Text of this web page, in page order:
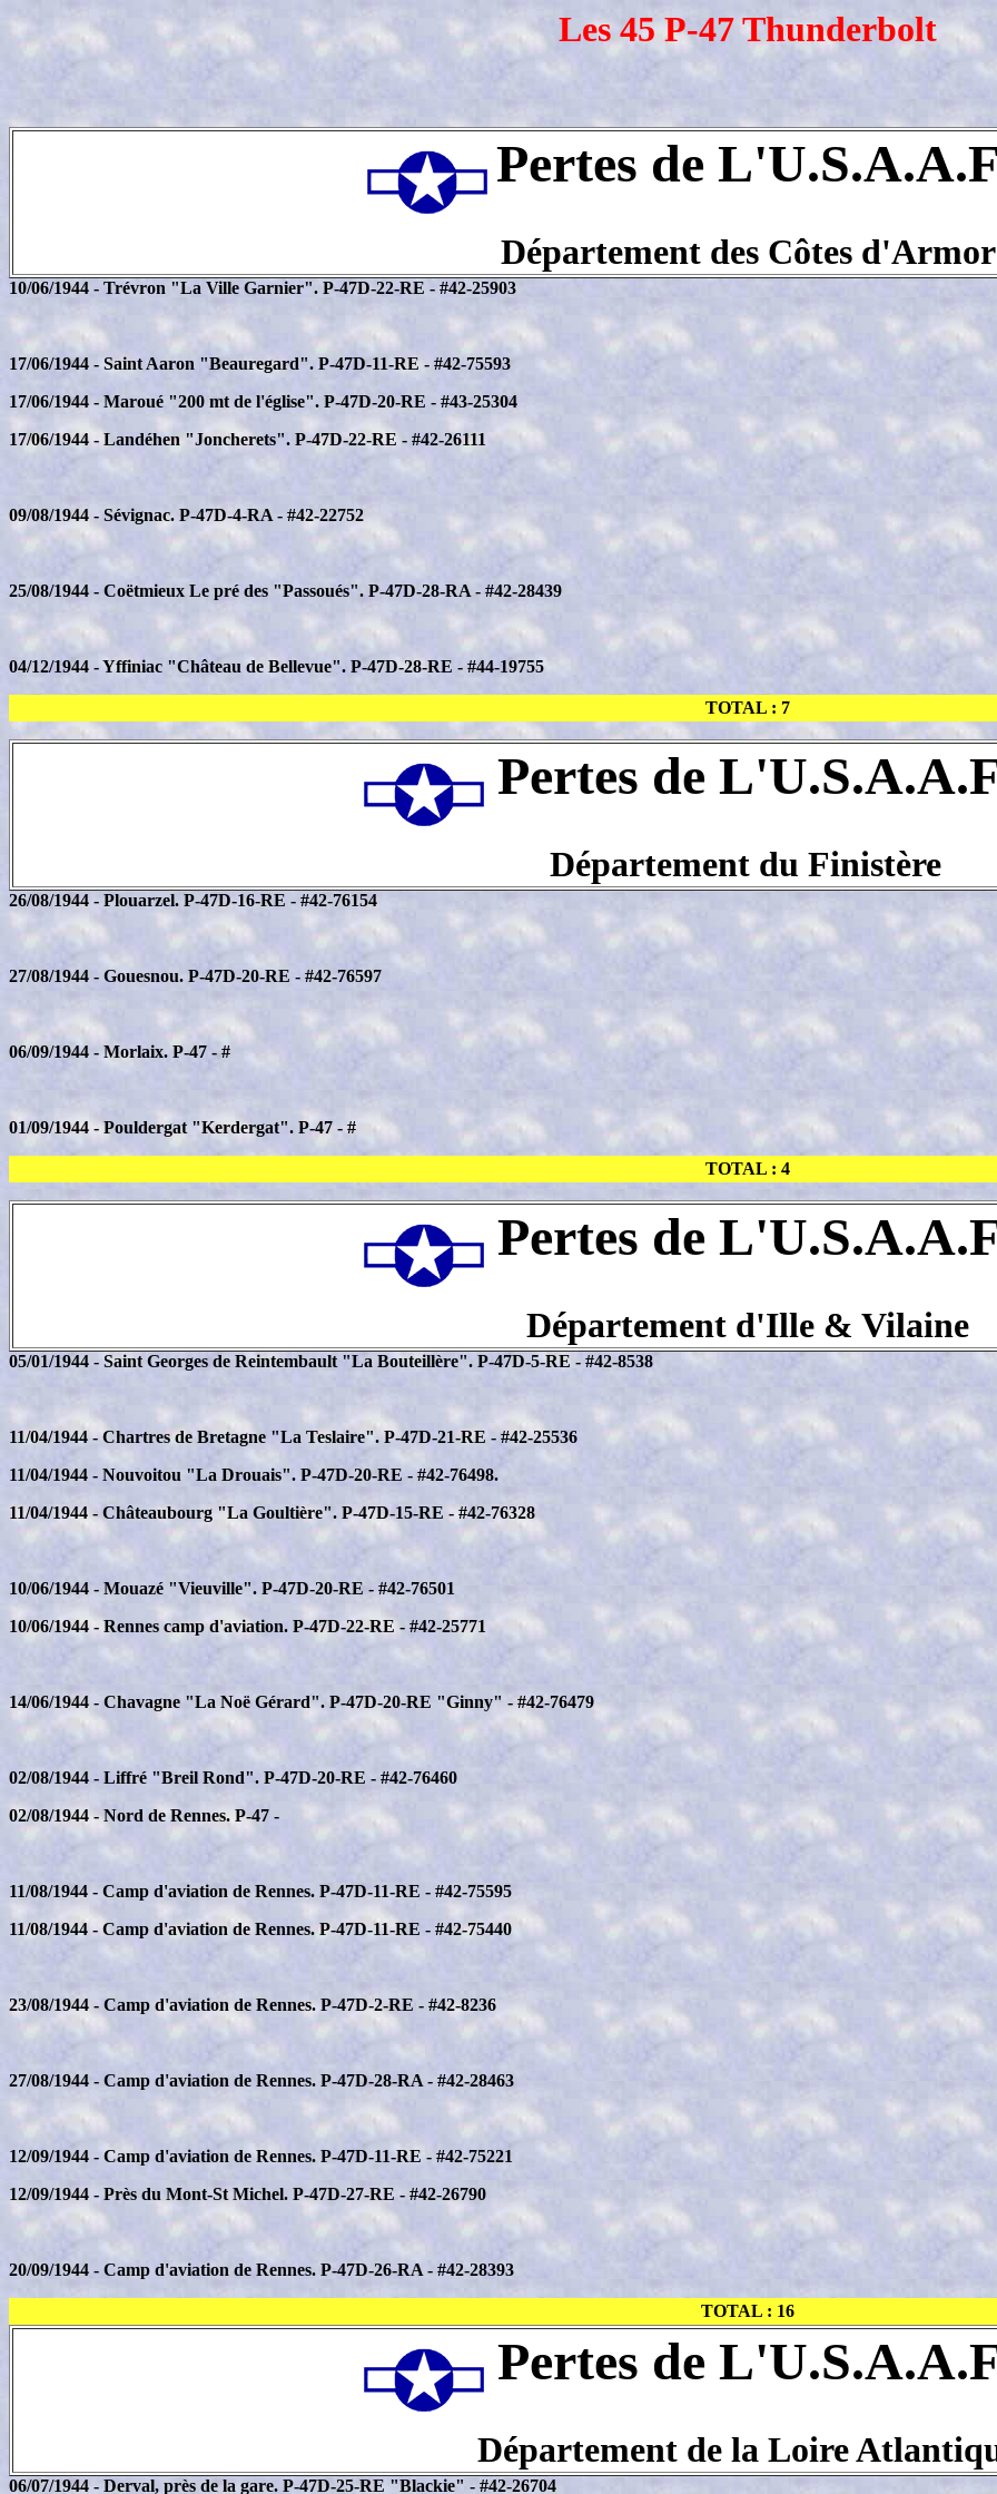
Les 45 P-47 Thunderbolt
Pertes de
Département des Côtes d'Armor
10/06/1944 - Trévron "La Ville Garnier". P-47D-22-RE - #42-25903
17/06/1944 - Saint Aaron "Beauregard". P-47D-11-RE - #42-75593
17/06/1944 - Maroué "200 mt de l'église". P-47D-20-RE - #43-25304
17/06/1944 - Landéhen "Joncherets". P-47D-22-RE - #42-26111
09/08/1944 - Sévignac. P-47D-4-RA - #42-22752
25/08/1944 - Coëtmieux Le pré des "Passoués". P-47D-28-RA - #42-28439
04/12/1944 - Yffiniac "Château de Bellevue". P-47D-28-RE - #44-19755
TOTAL : 7
Pertes de
Département du Finistère
26/08/1944 - Plouarzel. P-47D-16-RE - #42-76154
27/08/1944 - Gouesnou. P-47D-20-RE - #42-76597
06/09/1944 - Morlaix. P-47 - #
01/09/1944 - Pouldergat "Kerdergat". P-47 - #
TOTAL : 4
Pertes de
Département d'Ille & Vilaine
05/01/1944 - Saint Georges de Reintembault "La Bouteillère". P-47D-5-RE - #42-8538
11/04/1944 - Chartres de Bretagne "La Teslaire". P-47D-21-RE - #42-25536
11/04/1944 - Nouvoitou "La Drouais". P-47D-20-RE - #42-76498.
11/04/1944 - Châteaubourg "La Goultière". P-47D-15-RE - #42-76328
10/06/1944 - Mouazé "Vieuville". P-47D-20-RE - #42-76501
10/06/1944 - Rennes camp d'aviation. P-47D-22-RE - #42-25771
14/06/1944 - Chavagne "La Noë Gérard". P-47D-20-RE "Ginny" - #42-76479
02/08/1944 - Liffré "Breil Rond". P-47D-20-RE - #42-76460
02/08/1944 - Nord de Rennes. P-47 -
11/08/1944 - Camp d'aviation de Rennes. P-47D-11-RE - #42-75595
11/08/1944 - Camp d'aviation de Rennes. P-47D-11-RE - #42-75440
23/08/1944 - Camp d'aviation de Rennes. P-47D-2-RE - #42-8236
27/08/1944 - Camp d'aviation de Rennes. P-47D-28-RA - #42-28463
12/09/1944 - Camp d'aviation de Rennes. P-47D-11-RE - #42-75221
12/09/1944 - Près du Mont-St Michel. P-47D-27-RE - #42-26790
20/09/1944 - Camp d'aviation de Rennes. P-47D-26-RA - #42-28393
TOTAL : 16
Pertes de
Département de la Loire
06/07/1944 - Derval, près de la gare. P-47D-25-RE "Blackie" - #42-26704